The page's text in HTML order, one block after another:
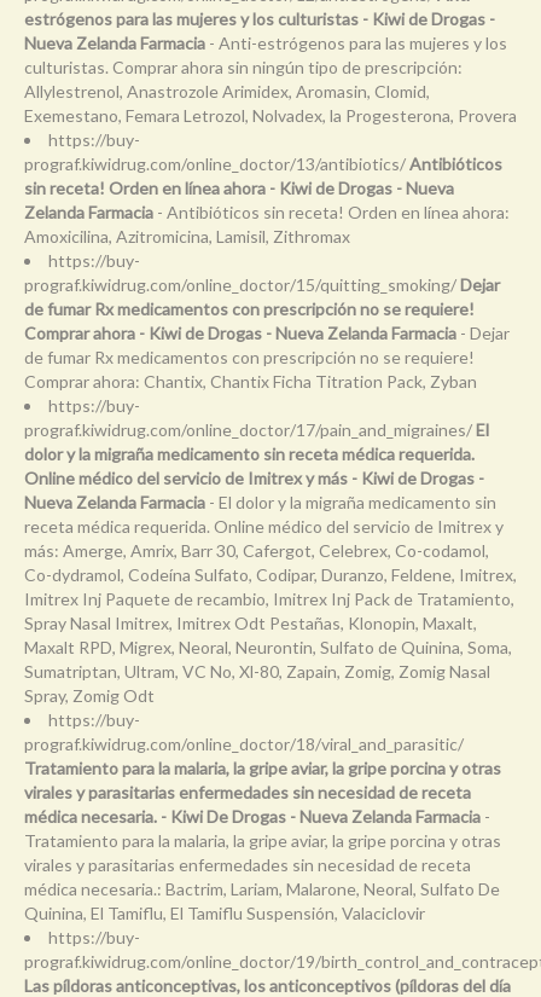
estrógenos para las mujeres y los culturistas - Kiwi de Drogas -
Nueva Zelanda Farmacia - Anti-estrógenos para las mujeres y los
culturistas. Comprar ahora sin ningún tipo de prescripción:
Allylestrenol, Anastrozole Arimidex, Aromasin, Clomid,
Exemestano, Femara Letrozol, Nolvadex, la Progesterona, Provera
https://buy-
prograf.kiwidrug.com/online_doctor/13/antibiotics/Antibióticos
sin receta! Orden en línea ahora - Kiwi de Drogas - Nueva
Zelanda Farmacia - Antibióticos sin receta! Orden en línea ahora:
Amoxicilina, Azitromicina, Lamisil, Zithromax
https://buy-
prograf.kiwidrug.com/online_doctor/15/quitting_smoking/Dejar
de fumar Rx medicamentos con prescripción no se requiere!
Comprar ahora - Kiwi de Drogas - Nueva Zelanda Farmacia - Dejar
de fumar Rx medicamentos con prescripción no se requiere!
Comprar ahora: Chantix, Chantix Ficha Titration Pack, Zyban
https://buy-
prograf.kiwidrug.com/online_doctor/17/pain_and_migraines/El
dolor y la migraña medicamento sin receta médica requerida.
Online médico del servicio de Imitrex y más - Kiwi de Drogas -
Nueva Zelanda Farmacia - El dolor y la migraña medicamento sin
receta médica requerida. Online médico del servicio de Imitrex y
más: Amerge, Amrix, Barr 30, Cafergot, Celebrex, Co-codamol,
Co-dydramol, Codeína Sulfato, Codipar, Duranzo, Feldene, Imitrex,
Imitrex Inj Paquete de recambio, Imitrex Inj Pack de Tratamiento,
Spray Nasal Imitrex, Imitrex Odt Pestañas, Klonopin, Maxalt,
Maxalt RPD, Migrex, Neoral, Neurontin, Sulfato de Quinina, Soma,
Sumatriptan, Ultram, VC No, Xl-80, Zapain, Zomig, Zomig Nasal
Spray, Zomig Odt
https://buy-
prograf.kiwidrug.com/online_doctor/18/viral_and_parasitic/
Tratamiento para la malaria, la gripe aviar, la gripe porcina y otras
virales y parasitarias enfermedades sin necesidad de receta
médica necesaria. - Kiwi De Drogas - Nueva Zelanda Farmacia -
Tratamiento para la malaria, la gripe aviar, la gripe porcina y otras
virales y parasitarias enfermedades sin necesidad de receta
médica necesaria.: Bactrim, Lariam, Malarone, Neoral, Sulfato De
Quinina, El Tamiflu, El Tamiflu Suspensión, Valaciclovir
https://buy-
prograf.kiwidrug.com/online_doctor/19/
Las píldoras anticonceptivas, los anticonceptivos (píldoras del día